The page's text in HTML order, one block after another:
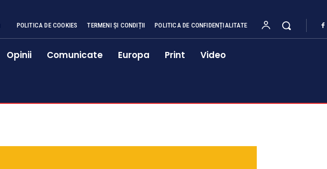
POLITICA DE COOKIES TERMENI ȘI CONDIȚII POLITICA DE CONFIDENȚIALITATE
Opinii Comunicate Europa Print Video